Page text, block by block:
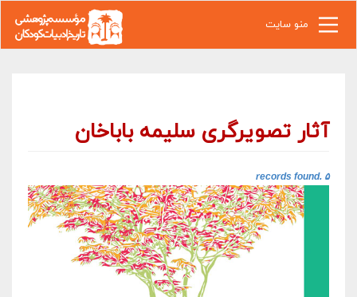
منو سایت
آثار تصویرگری سلیمه باباخان
۵ records found.‎